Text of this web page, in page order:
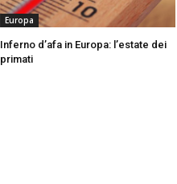
Europa
Inferno d’afa in Europa: l’estate dei
primati